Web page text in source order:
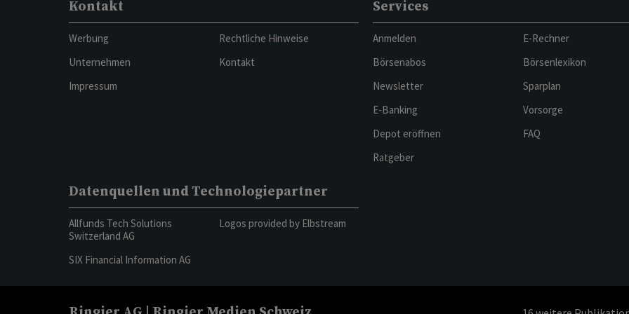
Kontakt
Werbung
Unternehmen
Impressum
Rechtliche Hinweise
Kontakt
Services
Anmelden
Börsenabos
Newsletter
E-Banking
Depot eröffnen
Ratgeber
E-Rechner
Börsenlexikon
Sparplan
Vorsorge
FAQ
Datenquellen und Technologiepartner
Allfunds Tech Solutions
Switzerland AG
SIX Financial Information AG
Logos provided by Elbstream